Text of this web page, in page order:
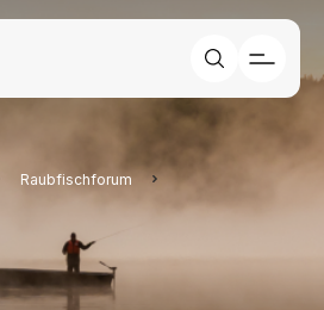
Raubfischforum